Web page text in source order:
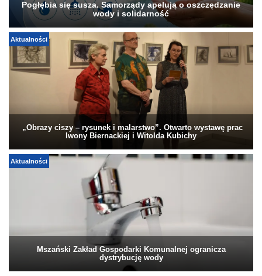
Pogłębia się susza. Samorządy apelują o oszczędzanie
wody i solidarność
Aktualności
„Obrazy ciszy – rysunek i malarstwo”. Otwarto wystawę prac
Iwony Biernackiej i Witolda Kubichy
Aktualności
Mszański Zakład Gospodarki Komunalnej ogranicza
dystrybucję wody